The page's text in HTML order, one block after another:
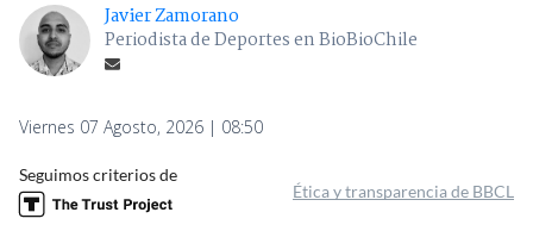
Javier Zamorano
Periodista de Deportes en BioBioChile
Viernes 07 Agosto, 2026 | 08:50
Seguimos criterios de
Ética y transparencia de BBCL